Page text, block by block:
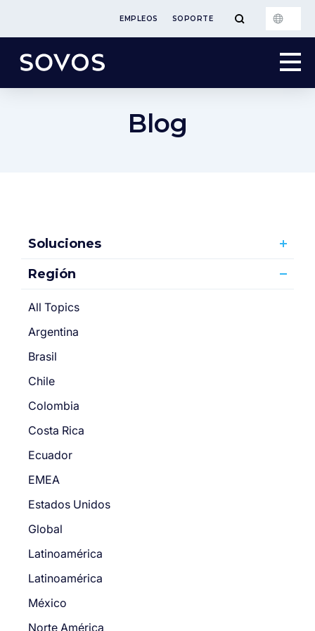
EMPLEOS SOPORTE
Blog
Soluciones
Región
All Topics
Argentina
Brasil
Chile
Colombia
Costa Rica
Ecuador
EMEA
Estados Unidos
Global
Latinoamérica
Latinoamérica
México
Norte América